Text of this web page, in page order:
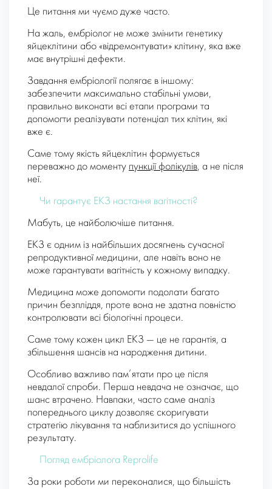
Це питання ми чуємо дуже часто.
На жаль, ембріолог не може змінити генетику
яйцеклітини або «відремонтувати» клітину, яка вже
має внутрішні дефекти.
Завдання ембріології полягає в іншому:
забезпечити максимально стабільні умови,
правильно виконати всі етапи програми та
допомогти реалізувати потенціал тих клітин, які
вже є.
Саме тому якість яйцеклітин формується
переважно до моменту пункції фолікулів, а не після
неї.
Чи гарантує ЕКЗ настання вагітності?
Мабуть, це найболючіше питання.
ЕКЗ є одним із найбільших досягнень сучасної
репродуктивної медицини, але навіть воно не
може гарантувати вагітність у кожному випадку.
Медицина може допомогти подолати багато
причин безпліддя, проте вона не здатна повністю
контролювати всі біологічні процеси.
Саме тому кожен цикл ЕКЗ — це не гарантія, а
збільшення шансів на народження дитини.
Особливо важливо пам’ятати про це після
невдалої спроби. Перша невдача не означає, що
шанс втрачено. Навпаки, часто саме аналіз
попереднього циклу дозволяє скоригувати
стратегію лікування та наблизитися до успішного
результату.
Погляд ембріолога Reprolife
За роки роботи ми переконалися, що більшість